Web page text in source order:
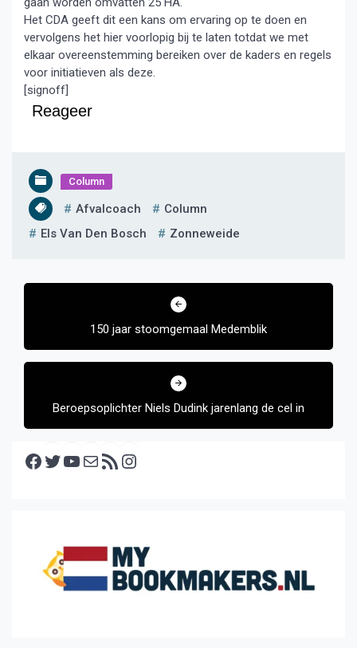
Het CDA geeft dit een kans om ervaring op te doen en
vervolgens het hier voorlopig bij te laten totdat we met
elkaar overeenstemming bereiken over de kaders en regels
voor initiatieven als deze.
[signoff]
Reageer
Column
Afvalcoach
Column
Els Van Den Bosch
Zonneweide
Bericht
150 jaar stoomgemaal Medemblik
Beroepsoplichter Niels Dudink jarenlang de cel in
Facebook Twitter YouTube E-mail RSS feed